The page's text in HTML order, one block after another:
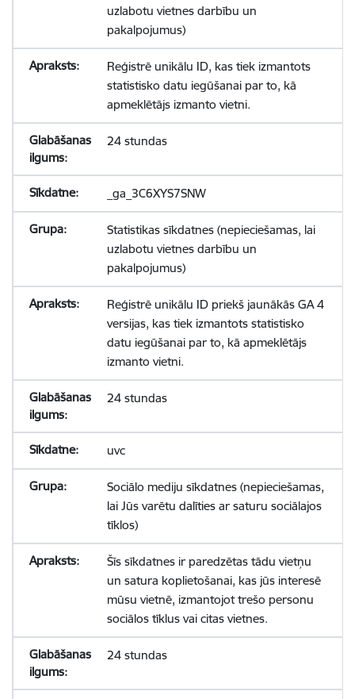
uzlabotu vietnes darbību un
pakalpojumus)
Reģistrē unikālu ID, kas tiek izmantots
statistisko datu iegūšanai par to, kā
apmeklētājs izmanto vietni.
24 stundas
_ga_3C6XYS7SNW
Statistikas sīkdatnes (nepieciešamas, lai
uzlabotu vietnes darbību un
pakalpojumus)
Reģistrē unikālu ID priekš jaunākās GA 4
versijas, kas tiek izmantots statistisko
datu iegūšanai par to, kā apmeklētājs
izmanto vietni.
24 stundas
uvc
Sociālo mediju sīkdatnes (nepieciešamas,
lai Jūs varētu dalīties ar saturu sociālajos
tīklos)
Šīs sīkdatnes ir paredzētas tādu vietņu
un satura koplietošanai, kas jūs interesē
mūsu vietnē, izmantojot trešo personu
sociālos tīklus vai citas vietnes.
24 stundas